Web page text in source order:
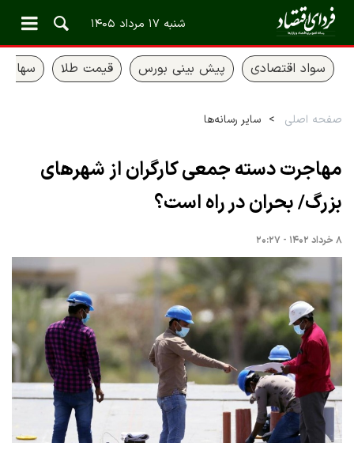
شنبه ۱۷ مرداد ۱۴۰۵
سواد اقتصادی پیش بینی بورس قیمت طلا سهام
صفحه اصلی سایر رسانه‌ها
مهاجرت دسته جمعی کارگران از شهرهای
بزرگ/ بحران در راه است؟
۸ خرداد ۱۴۰۲ - ۲۰:۲۷